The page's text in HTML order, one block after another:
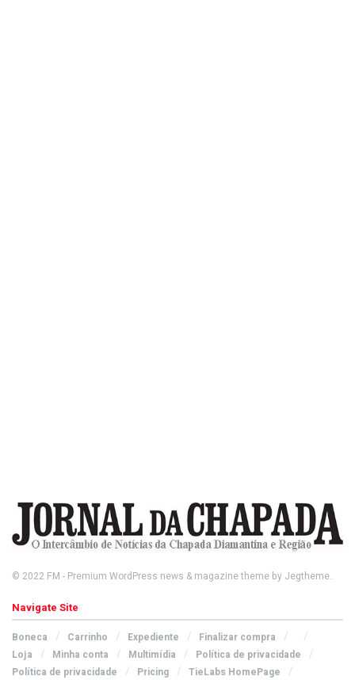
© 2022 FM - Premium WordPress news & magazine theme by Jegtheme.
Navigate Site
Boneca Carrinho Expediente
Finalizar compra
Loja
Minha conta Multimídia
Política de privacidade
Política de privacidade
Pricing TieLabs HomePage